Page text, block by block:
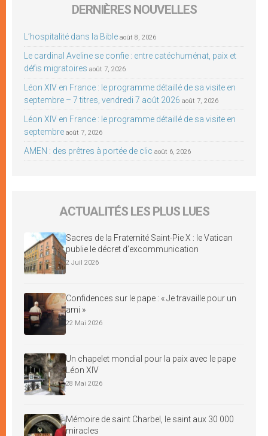
DERNIÈRES NOUVELLES
L’hospitalité dans la Bible août 8, 2026
Le cardinal Aveline se confie : entre catéchuménat, paix et
défis migratoires août 7, 2026
Léon XIV en France : le programme détaillé de sa visite en
septembre – 7 titres, vendredi 7 août 2026 août 7, 2026
Léon XIV en France : le programme détaillé de sa visite en
septembre août 7, 2026
AMEN : des prêtres à portée de clic août 6, 2026
ACTUALITÉS LES PLUS LUES
Sacres de la Fraternité Saint-Pie X : le Vatican
publie le décret d’excommunication
2 Juil 2026
Confidences sur le pape : « Je travaille pour un
ami »
22 Mai 2026
Un chapelet mondial pour la paix avec le pape
Léon XIV
28 Mai 2026
Mémoire de saint Charbel, le saint aux 30 000
miracles